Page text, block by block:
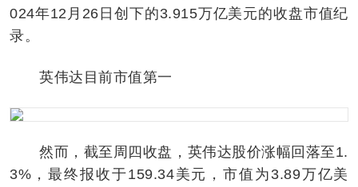
024年12月26日创下的3.915万亿美元的收盘市值纪
录。
英伟达目前市值第一
然而，截至周四收盘，英伟达股价涨幅回落至1.
3%，最终报收于159.34美元，市值为3.89万亿美